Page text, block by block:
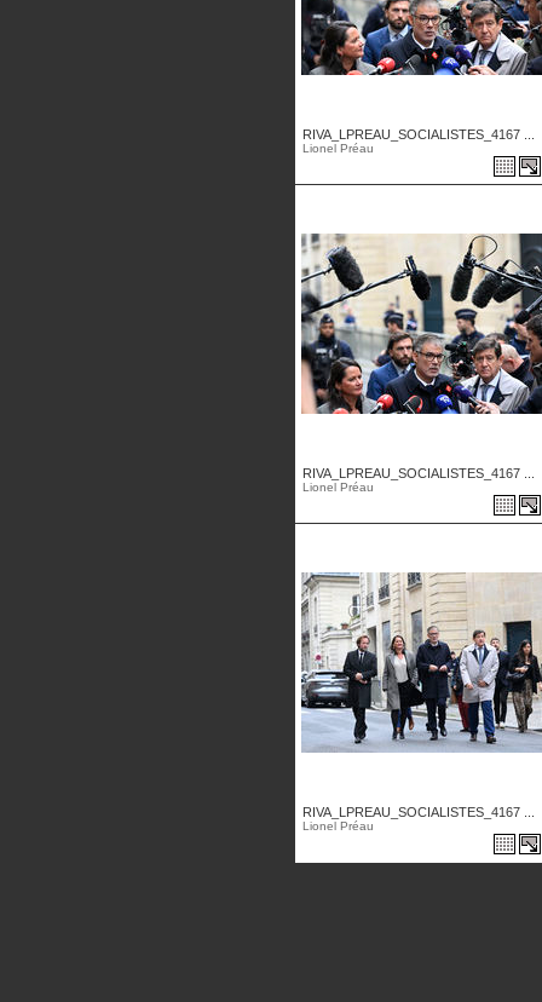
RIVA_LPREAU_SOCIALISTES_4167 ...
Lionel Préau
RIVA_LPREAU_SOCIALISTES_4167 ...
Lionel Préau
RIVA_LPREAU_SOCIALISTES_4167 ...
Lionel Préau